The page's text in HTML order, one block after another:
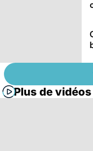
Plus de vidéos